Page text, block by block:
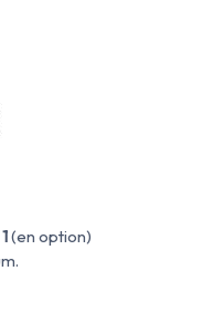
(en option)